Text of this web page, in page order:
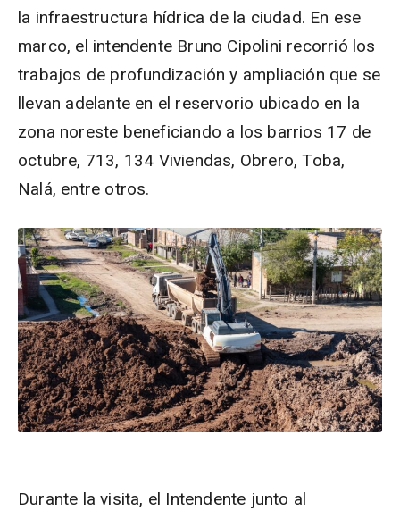
la infraestructura hídrica de la ciudad. En ese
marco, el intendente Bruno Cipolini recorrió los
trabajos de profundización y ampliación que se
llevan adelante en el reservorio ubicado en la
zona noreste beneficiando a los barrios 17 de
octubre, 713, 134 Viviendas, Obrero, Toba,
Nalá, entre otros.
Durante la visita, el Intendente junto al